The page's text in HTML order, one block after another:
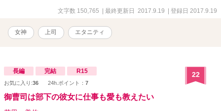
文字数 150,765 | 最終更新日 2017.9.19 | 登録日 2017.9.19
女神 上司 エタニティ
長編 完結 R15
お気に入り:36 24h.ポイント： 7
22
御曹司は部下の彼女に仕事も愛も教えたい